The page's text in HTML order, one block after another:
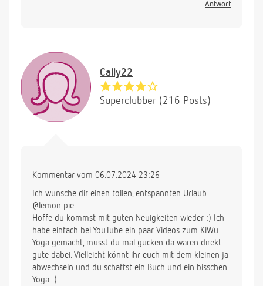
Antwort
Cally22
Superclubber (216 Posts)
Kommentar vom 06.07.2024 23:26
Ich wünsche dir einen tollen, entspannten Urlaub
@lemon pie
Hoffe du kommst mit guten Neuigkeiten wieder :) Ich
habe einfach bei YouTube ein paar Videos zum KiWu
Yoga gemacht, musst du mal gucken da waren direkt
gute dabei. Vielleicht könnt ihr euch mit dem kleinen ja
abwechseln und du schaffst ein Buch und ein bisschen
Yoga :)